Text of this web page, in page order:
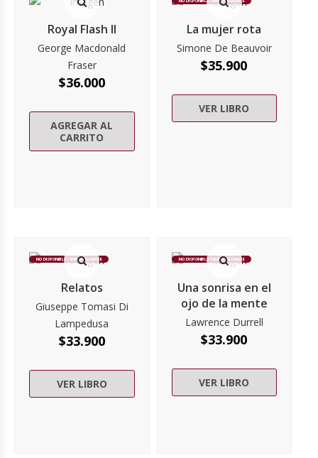
Royal Flash II
George Macdonald
Fraser
$36.000
AGREGAR AL
CARRITO
La mujer rota
Simone De Beauvoir
$35.900
VER LIBRO
NO DISPONIBLE TEMPORALMENTE
Relatos
Giuseppe Tomasi Di
Lampedusa
$33.900
VER LIBRO
NO DISPONIBLE TEMPORALMENTE
Una sonrisa en el
ojo de la mente
Lawrence Durrell
$33.900
VER LIBRO